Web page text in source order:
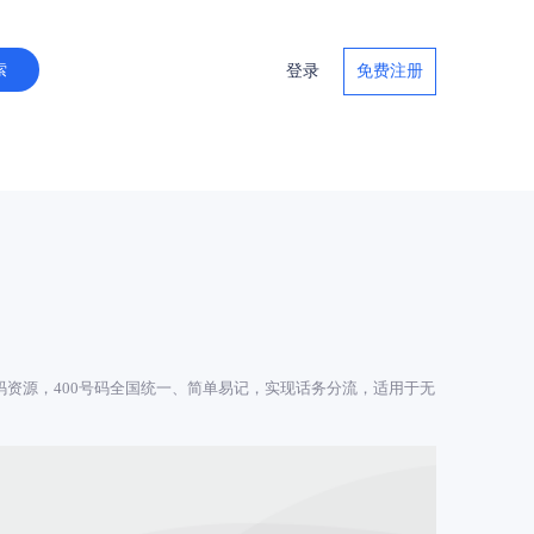
登录 免费注册
源，400号码全国统一、简单易记，实现话务分流，适用于无